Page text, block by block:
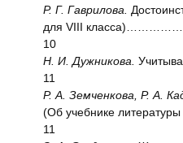
Р. Г. Гаврилова.
для VIII
10
Н. И. Дужникова.
11
Р. А. Земченкова, Р. А.
(Об учебнике
11